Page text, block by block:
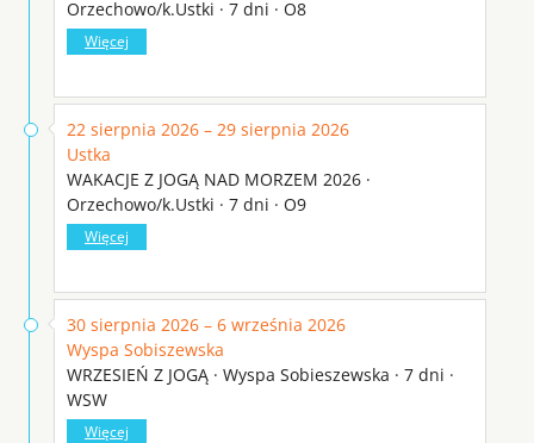
Orzechowo/k.Ustki · 7 dni · O8
Więcej
22 sierpnia 2026 – 29 sierpnia 2026
Ustka
WAKACJE Z JOGĄ NAD MORZEM 2026 ·
Orzechowo/k.Ustki · 7 dni · O9
Więcej
30 sierpnia 2026 – 6 września 2026
Wyspa Sobiszewska
WRZESIEŃ Z JOGĄ · Wyspa Sobieszewska · 7 dni ·
WSW
Więcej